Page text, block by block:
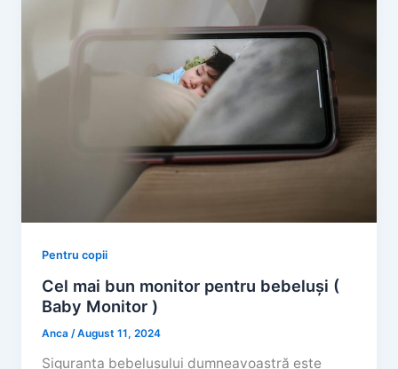
Pentru copii
Cel mai bun monitor pentru bebeluși (
Baby Monitor )
Anca/August 11, 2024
Siguranța bebelușului dumneavoastră este